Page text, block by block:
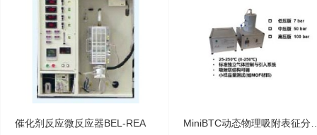
催化剂反应微反应器BEL-REA MiniBTC动态物